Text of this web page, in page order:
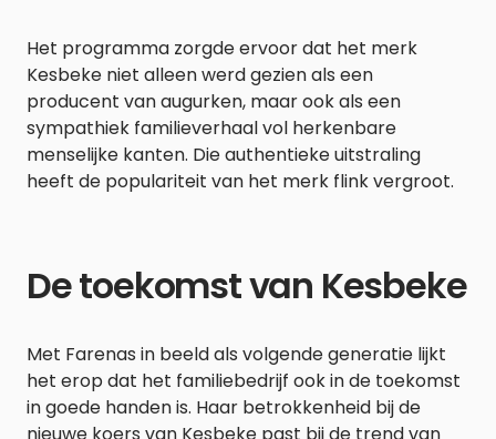
Het programma zorgde ervoor dat het merk
Kesbeke niet alleen werd gezien als een
producent van augurken, maar ook als een
sympathiek familieverhaal vol herkenbare
menselijke kanten. Die authentieke uitstraling
heeft de populariteit van het merk flink vergroot.
De toekomst van Kesbeke
Met Farenas in beeld als volgende generatie lijkt
het erop dat het familiebedrijf ook in de toekomst
in goede handen is. Haar betrokkenheid bij de